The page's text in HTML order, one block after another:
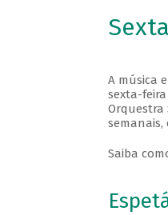
A música
sexta-
Orquestra
Saiba